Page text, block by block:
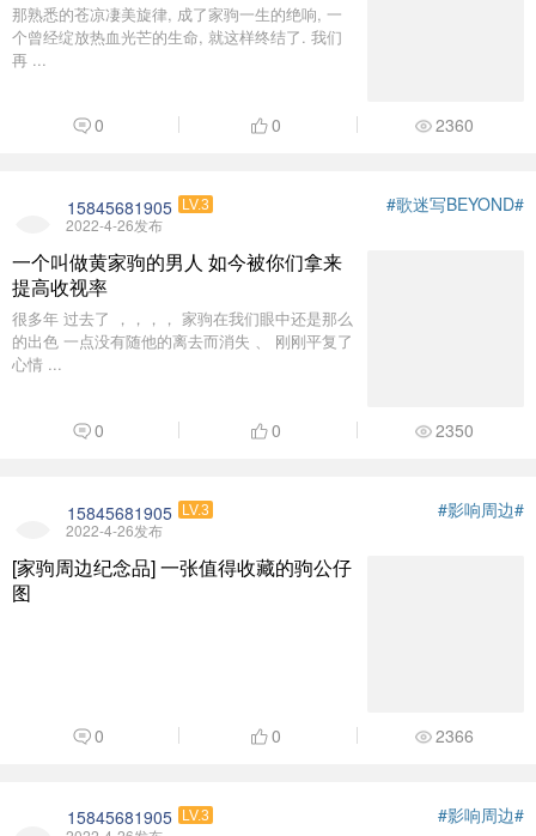
那熟悉的苍凉凄美旋律, 成了家驹一生的绝响, 一
个曾经绽放热血光芒的生命, 就这样终结了. 我们
再 ...
0 0 2360
15845681905 LV.3
2022-4-26发布
#歌迷写BEYOND#
一个叫做黄家驹的男人 如今被你们拿来
提高收视率
很多年 过去了 ，，，， 家驹在我们眼中还是那么
的出色 一点没有随他的离去而消失 、 刚刚平复了
心情 ...
0 0 2350
15845681905 LV.3
2022-4-26发布
#影响周边#
[家驹周边纪念品] 一张值得收藏的驹公仔
图
0 0 2366
15845681905 LV.3 #影响周边#